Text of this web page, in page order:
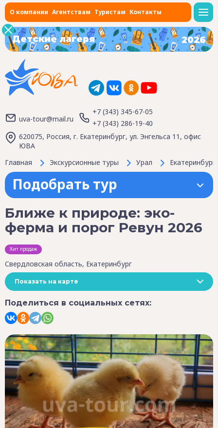
О компании Агентствам Туристам Контакты
Детские лагеря 2026
uva-tour@mail.ru
+7 (343) 345-67-05
+7 (343) 286-19-40
620075, Россия, г. Екатеринбург, ул. Энгельса 11, офис
ЮВА
Главная
Экскурсионные туры Урал Екатеринбург
Подобрать тур
Ближе к природе: эко-
ферма и порог Ревун 2026
Свердловская область, Екатеринбург
Показать на карте
Хит продаж
Поделиться в социальных сетях: